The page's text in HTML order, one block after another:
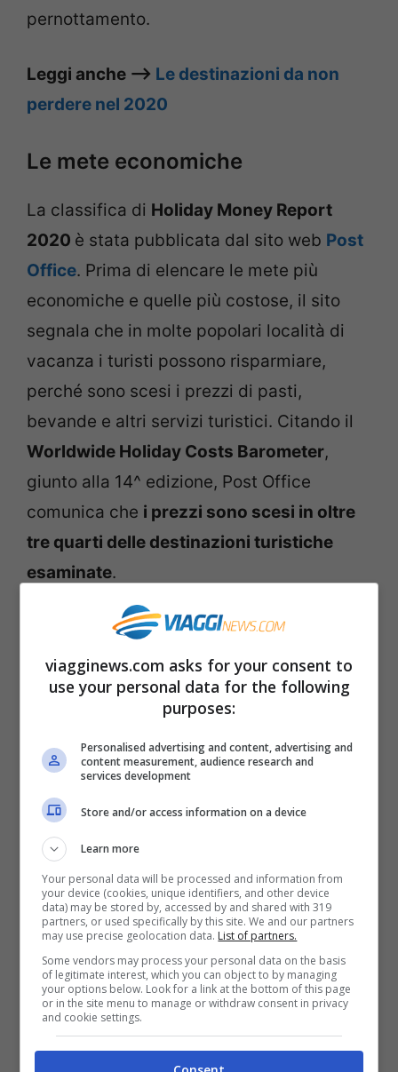
pernottamento.
Leggi anche –> Le destinazioni da non
perdere nel 2020
Le mete economiche
La classifica di Holiday Money Report
2020 è stata pubblicata dal sito web Post
Office. Prima di elencare le mete più
economiche e quelle più costose, il sito
segnala che in molte popolari località di
vacanza i turisti possono risparmiare,
perché sono scesi i prezzi di pasti,
bevande e altri servizi turistici. Citando il
Worldwide Holiday Costs Barometer,
giunto alla 14^ edizione, Post Office
comunica che i prezzi sono scesi in oltre
tre quarti delle destinazioni turistiche
esaminate.
La top 10 delle mete di vacanza più
economiche
Sunny Beach, Bulgaria
Marmaris, Turchia– 52,35 euro
Tokyo, Giappone
Algarve, Portogallo
– 59,14 euro
euro
Hoi An, Vietnam– 72,84 euro
Bali, Indonesia– 74,73 euro
Praga, Repubblica Ceca– 73,57
euro
Pafo, Cipro– 74,97 euro
viagginews.com asks for your consent to
use your personal data for the following
purposes:
Personalised advertising and content, advertising and
content measurement, audience research and
services development
Store and/or access information on a device
Learn more
Your personal data will be processed and information from
your device (cookies, unique identifiers, and other device
data) may be stored by, accessed by and shared with 319
partners, or used specifically by this site. We and our partners
may use precise geolocation data. List of partners.
Some vendors may process your personal data on the basis
of legitimate interest, which you can object to by managing
your options below. Look for a link at the bottom of this page
or in the site menu to manage or withdraw consent in privacy
and cookie settings.